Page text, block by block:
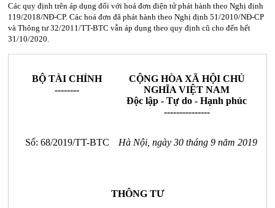
Các quy định trên áp dụng đối với hoá đơn điện tử phát hành theo Nghị định
119/2018/NĐ-CP. Các hoá đơn đã phát hành theo Nghị định 51/2010/NĐ-CP
và Thông tư 32/2011/TT-BTC vẫn áp dụng theo quy định cũ cho đến hết
31/10/2020.
BỘ TÀI CHÍNH
--------
CỘNG HÒA XÃ HỘI CHỦ
NGHĨA VIỆT NAM
Độc lập - Tự do - Hạnh phúc
---------------
Số: 68/2019/TT-BTC Hà Nội, ngày 30 tháng 9 năm 2019
THÔNG TƯ